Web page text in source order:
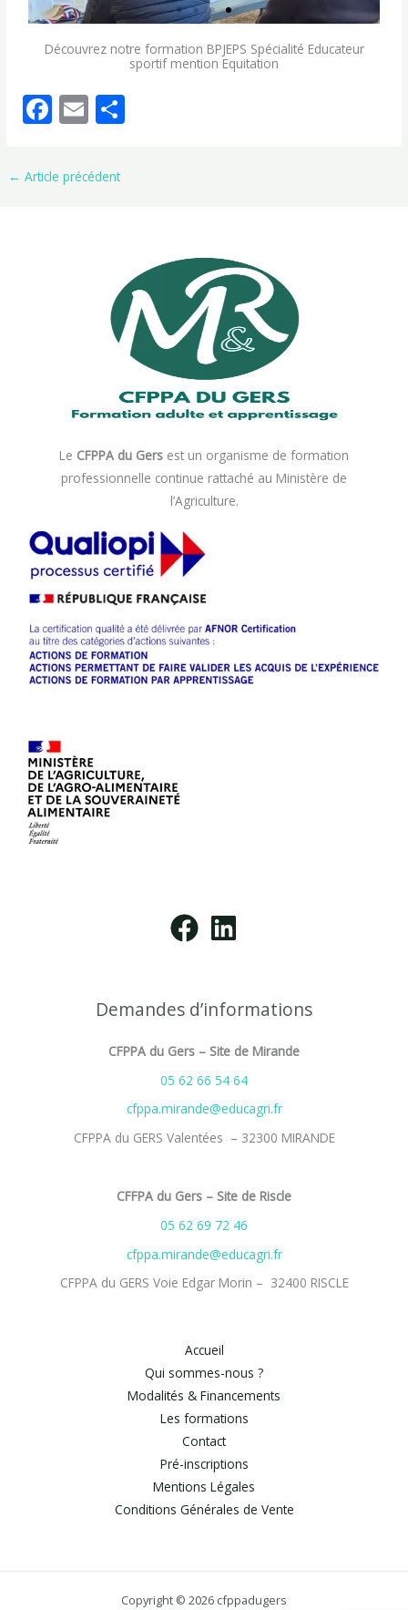
Découvrez notre formation BPJEPS Spécialité Educateur
sportif mention Equitation
F
e
b
E
ai
← Article précédent
Le CFPPA du Gers est un organisme de formation
professionnelle continue rattaché au Ministère de
l’Agriculture.
Demandes d’informations
CFPPA du Gers – Site de Mirande
05 62 66 54 64
cfppa.mirande@educagri.fr
CFPPA du GERS Valentées – 32300 MIRANDE
CFFPA du Gers – Site de Riscle
05 62 69 72 46
cfppa.mirande@educagri.fr
CFPPA du GERS Voie Edgar Morin – 32400 RISCLE
Accueil
Qui sommes-nous ?
Modalités & Financements
Les formations
Contact
Pré-inscriptions
Mentions Légales
Conditions Générales de Vente
Copyright © 2026 cfppadugers